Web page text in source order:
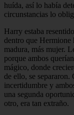
huída, así lo había
circunstancias lo
Harry estaba
dentro que Hermione
madura, más mujer.
porque ambos
mágico, donde
de ello, se separaron.
incertidumbre y
una segunda
otro, era tan extraño.